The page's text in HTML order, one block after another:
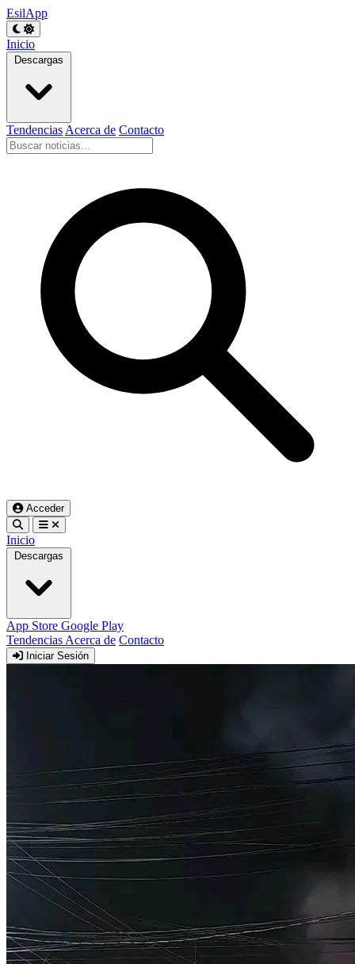
EsilApp
Inicio
Descargas
Tendencias Acerca de Contacto
Acceder
Inicio
Descargas
App Store Google Play
Tendencias Acerca de Contacto
Iniciar Sesión